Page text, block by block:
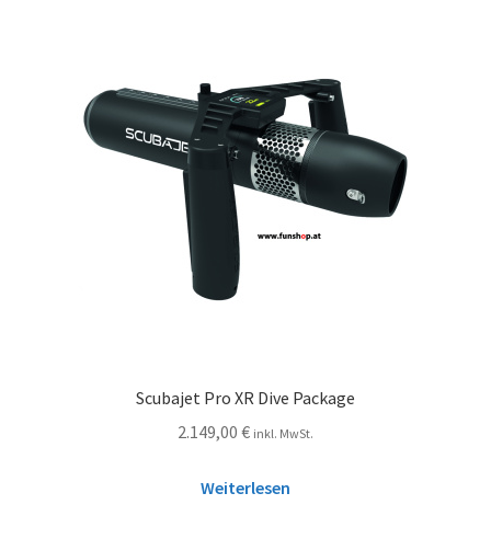
Scubajet Pro XR Dive Package
2.149,00 € inkl. MwSt.
Weiterlesen